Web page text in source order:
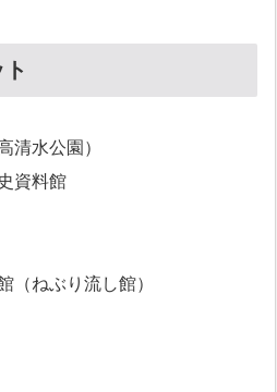
清水公園）
資料館
（ねぶり流し館）